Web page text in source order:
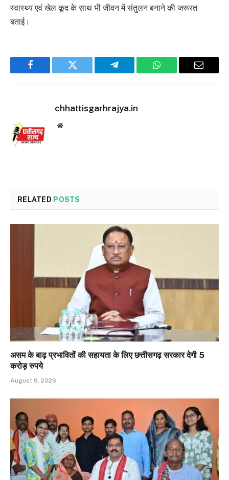
स्वास्थ्य एवं खेल कूद के साथ भी जीवन में संतुलन बनाने की जरूरत
बताई।
Facebook Twitter Telegram WhatsApp Email
chhattisgarhrajya.in
Website
RELATED POSTS
असम के बाढ़ प्रभावितों की सहायता के लिए छत्तीसगढ़ सरकार देगी 5
करोड़ रुपये
August 9, 2026